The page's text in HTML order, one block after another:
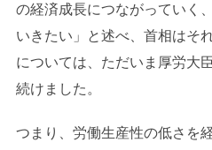
の経済成長につながっていく
いきたい」と述べ、首相はそ
については、ただいま厚労大
続けました。
つまり、労働生産性の低さを